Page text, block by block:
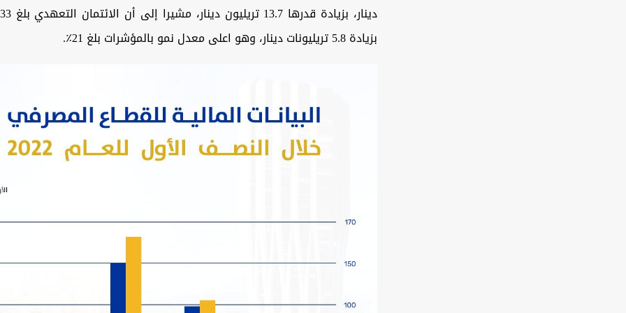
بزيادة 5.8 تريليونات دينار، وهو اعلى معدل نمو بالمؤشرات بلغ 21٪.